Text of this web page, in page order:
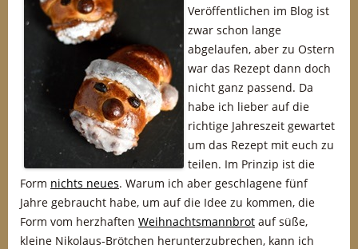
Veröffentlichen im Blog ist
zwar schon lange
abgelaufen, aber zu Ostern
war das Rezept dann doch
nicht ganz passend. Da
habe ich lieber auf die
richtige Jahreszeit gewartet
um das Rezept mit euch zu
teilen. Im Prinzip ist die
Form nichts neues. Warum ich aber geschlagene fünf
Jahre gebraucht habe, um auf die Idee zu kommen, die
Form vom herzhaften Weihnachtsmannbrot auf süße,
kleine Nikolaus-Brötchen herunterzubrechen, kann ich